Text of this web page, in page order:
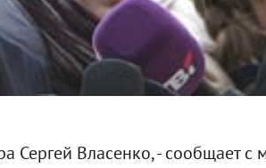
Сергей Власенко, - сообщает с